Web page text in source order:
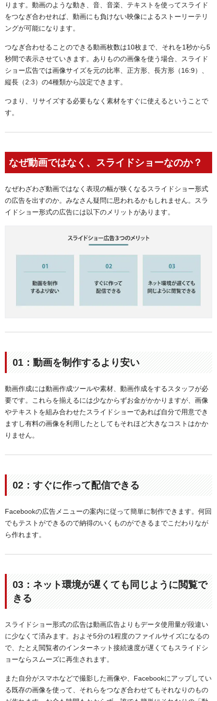
スライドショー広告のコツ
まとめ：一度は試して欲しいFacebook広告の機能
ります。動画のような動き、音、音楽、テキストを使ってスライド
をつなぎ合わせれば、動画にも負けない映像によるストーリーテリ
ングが可能になります。
つなぎ合わせることのできる動画枚数は10枚まで、それを1秒から5
秒間で表示させていきます。ありものの画像を使う場合、スライド
ショー広告では画像サイズを元の比率、正方形、長方形（16:9）、
縦長（2:3）の4種類から設定できます。
つまり、リサイズする必要もなく素材をすぐに使えるということで
す。
なぜ動画ではなく、スライドショーなのか？
なぜわざわざ動画ではなく表現の幅が狭くなるスライドショー形式
の広告を出すのか。みなさん疑問に思われるかもしれません。スラ
イドショー形式の広告には以下のメリットがあります。
01：動画を制作するより安い
動画作成には動画作成ツールや素材、動画作成をするスタッフが必
要です。これらを揃えるには少なからずお金がかかりますが、画像
やテキストを組み合わせたスライドショーであれば自分で用意でき
ますし有料の画像を利用したとしてもそれほど大きなコストはかか
りません。
02：すぐに作って配信できる
Facebookの広告メニューの案内に従って簡単に制作できます。何回
でもテストができるので納得のいくものができるまでこだわりなが
ら作れます。
03：ネット環境が遅くても同じように閲覧で
きる
スライドショー形式の広告は動画広告よりもデータ使用量が段違い
に少なくて済みます。およそ5分の1程度のファイルサイズになるの
で、たとえ閲覧者のインターネット接続速度が遅くてもスライドシ
ョーならスムーズに再生されます。
また自分がスマホなどで撮影した画像や、Facebookにアップしてい
る既存の画像を使って、それらをつなぎ合わせてもそれなりのもの